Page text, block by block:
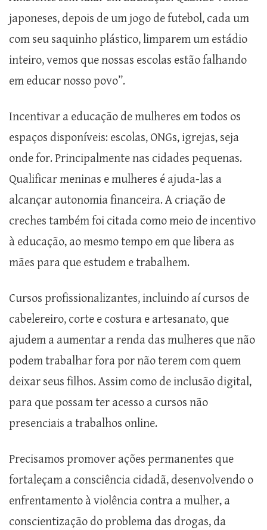
japoneses, depois de um jogo de futebol, cada um
com seu saquinho plástico, limparem um estádio
inteiro, vemos que nossas escolas estão falhando
em educar nosso povo”.
Incentivar a educação de mulheres em todos os
espaços disponíveis: escolas, ONGs, igrejas, seja
onde for. Principalmente nas cidades pequenas.
Qualificar meninas e mulheres é ajuda-las a
alcançar autonomia financeira. A criação de
creches também foi citada como meio de incentivo
à educação, ao mesmo tempo em que libera as
mães para que estudem e trabalhem.
Cursos profissionalizantes, incluindo aí cursos de
cabelereiro, corte e costura e artesanato, que
ajudem a aumentar a renda das mulheres que não
podem trabalhar fora por não terem com quem
deixar seus filhos. Assim como de inclusão digital,
para que possam ter acesso a cursos não
presenciais a trabalhos online.
Precisamos promover ações permanentes que
fortaleçam a consciência cidadã, desenvolvendo o
enfrentamento à violência contra a mulher, a
conscientização do problema das drogas, da